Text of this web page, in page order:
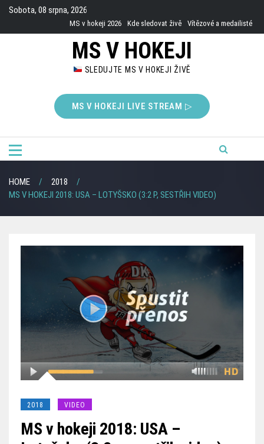
Skip
content
Sobota, 08 srpna, 2026
MS v hokeji 2026 Kde sledovat živě Vítězové a medailisté
MS V HOKEJI
SLEDUJTE MS V HOKEJI ŽIVĚ
MS V HOKEJI LIVE STREAM ▷
HOME
2018
MS V HOKEJI 2018: USA – LOTYŠSKO (3:2 P, SESTŘIH VIDEO)
2018 VIDEO
MS v hokeji 2018: USA –